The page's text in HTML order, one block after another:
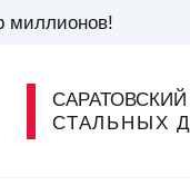
миллионов!
СТАЛЬНЫХ